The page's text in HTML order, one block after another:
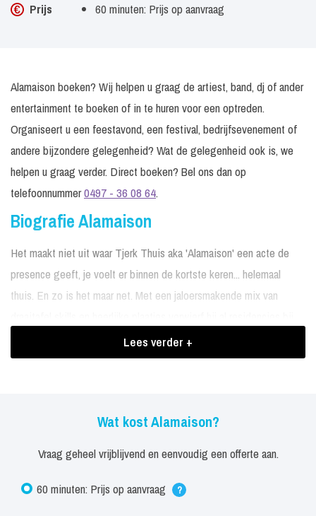
Prijs
60 minuten: Prijs op aanvraag
Alamaison boeken? Wij helpen u graag de artiest, band, dj of ander
entertainment te boeken of in te huren voor een optreden.
Organiseert u een feestavond, een festival, bedrijfsevenement of
andere bijzondere gelegenheid? Wat de gelegenheid ook is, we
helpen u graag verder. Direct boeken? Bel ons dan op
telefoonnummer0497 - 36 08 64.
Biografie Alamaison
Het maakt niet uit waar Tjerk Thuis aka 'Alamaison' een acte de
presence geeft, je voelt er binnen de kortste keren... helemaal
thuis. En zo is het maar net. Met een jaloersmakende mix van
Kris Kross, Fissa, Super Social en Johnny Raw.
Boekingen Alamaison
mond kijken naar een uitzinnige, springende, schreeuwende,
another day at the office'. Hoe het ook zij, de self-declared vrouw
vriendelijkste dj van Nederland laat in ieder geval geen spaan over
Lees verder +
Wat kost Alamaison?
Vraag geheel vrijblijvend en eenvoudig een offerte aan.
60 minuten: Prijs op aanvraag ?